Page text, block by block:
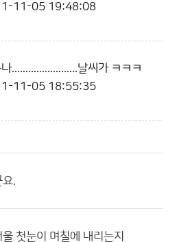
11-05 19:48:08
........................날씨가 ㅋㅋㅋ
11-05 18:55:35
.
첫눈이 며칠에 내리는지